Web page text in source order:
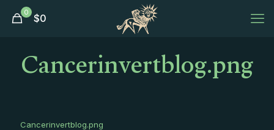
0 $0
Cancerinvertblog.png
Cancerinvertblog.png